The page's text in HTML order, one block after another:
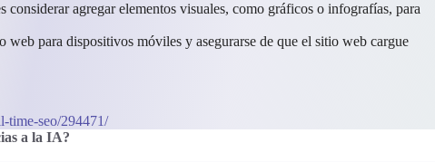
agregar elementos visuales, como gráficos o infografías, para
para dispositivos móviles y asegurarse de que el sitio web cargue
time-seo/294471/
a la IA?